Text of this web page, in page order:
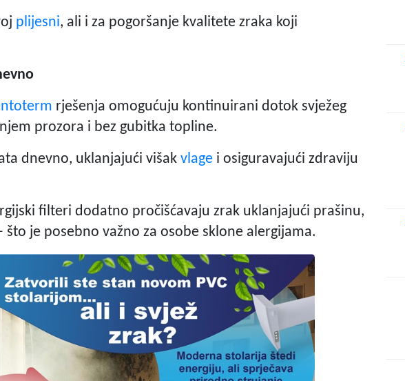
plijesni, ali i za pogoršanje kvalitete zraka koji
rješenja omogućuju kontinuirani dotok svježeg
prozora i bez gubitka topline.
dnevno, uklanjajući višak vlage i osiguravajući zdraviju
filteri dodatno pročišćavaju zrak uklanjajući prašinu,
je posebno važno za osobe sklone alergijama.